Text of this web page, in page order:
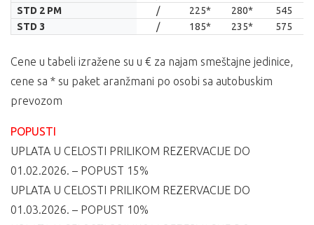
30.05.
09.06.
19.06.
29.06.
STD 2 PM
/ 225* 280*
545
STD 3
/ 185* 235* 575
Cene u tabeli izražene su u € za najam smeštajne jedinice,
cene sa * su paket aranžmani po osobi sa autobuskim
prevozom
POPUSTI
UPLATA U CELOSTI PRILIKOM REZERVACIJE DO
01.02.2026. – POPUST 15%
UPLATA U CELOSTI PRILIKOM REZERVACIJE DO
01.03.2026. – POPUST 10%